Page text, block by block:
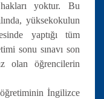
yoktur. Bu
yüksekokulun
yaptığı tüm
sonu sınavı son
olan öğrencilerin
İngilizce